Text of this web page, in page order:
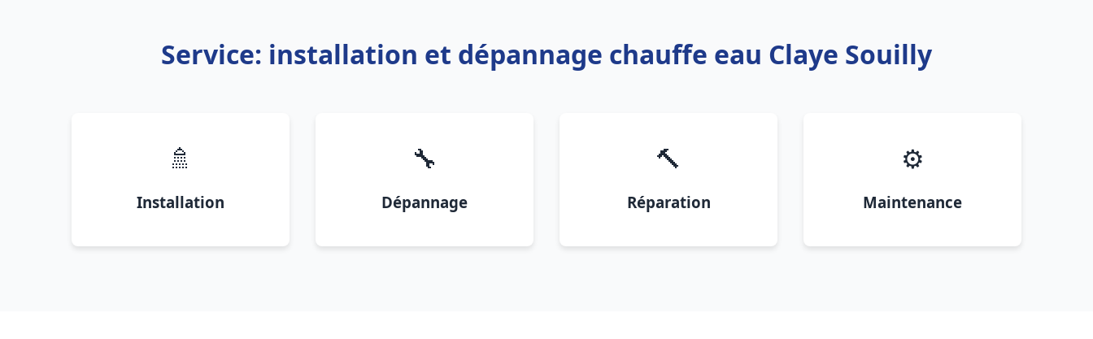
Service: installation et dépannage chauffe eau Claye Souilly
🚿
Installation
🔧
Dépannage
🔨
Réparation
⚙️
Maintenance